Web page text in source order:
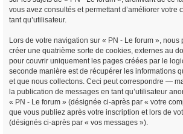
vous avez consultés et permettant d’améliorer votre
tant qu’utilisateur.
Lors de votre navigation sur « PN - Le forum »,
créer une quatrième sorte de cookies, externes au
pour couvrir uniquement les pages créées par le
seconde manière est de récupérer les informations
et que nous collectons. Ceci peut correspondre —
la publication de messages en tant qu’utilisateur
« PN - Le forum » (désignée ci-après par « votre
que vous publiez après votre inscription et lors de
(désignés ci-après par « vos messages »).